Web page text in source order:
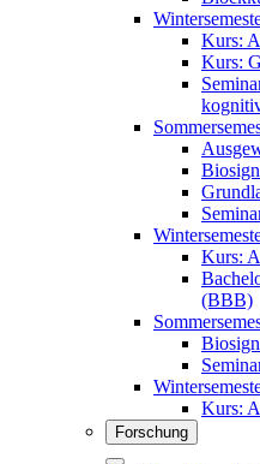
Kurs:
Kurs:
Kurs:
(BBB)
Kurs:
Forschung